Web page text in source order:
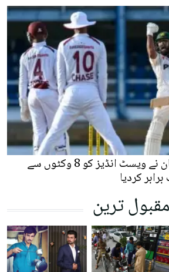
دوسرا ٹیسٹ: پاکستان نے ویسٹ انڈیز کو 8 وکٹوں سے
کردیا
مقبول ترین